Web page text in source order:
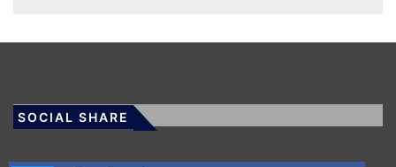
SOCIAL SHARE